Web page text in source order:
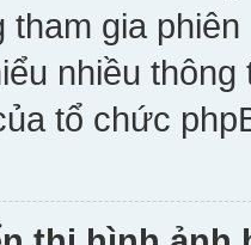
tham gia
nhiều
tổ chức